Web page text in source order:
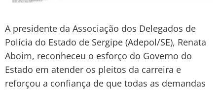
A presidente da Associação dos Delegados de
Polícia do Estado de Sergipe (Adepol/SE), Renata
Aboim, reconheceu o esforço do Governo do
Estado em atender os pleitos da carreira e
reforçou a confiança de que todas as demandas